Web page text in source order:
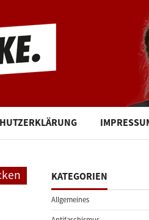
KATEGORIEN
Allgemeines